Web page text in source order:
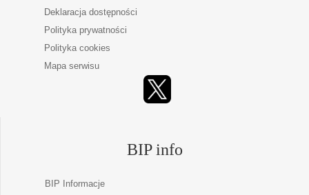
Deklaracja dostępności
Polityka prywatności
Polityka cookies
Mapa serwisu
BIP info
BIP Informacje